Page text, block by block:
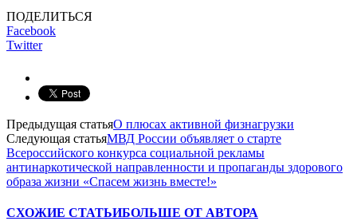
ПОДЕЛИТЬСЯ
Facebook
Twitter
Предыдущая статьяО плюсах активной физнагрузки
Следующая статьяМВД России объявляет о старте
Всероссийского конкурса социальной рекламы
антинаркотической направленности и пропаганды здорового
образа жизни «Спасем жизнь вместе!»
СХОЖИЕ СТАТЬИБОЛЬШЕ ОТ АВТОРА